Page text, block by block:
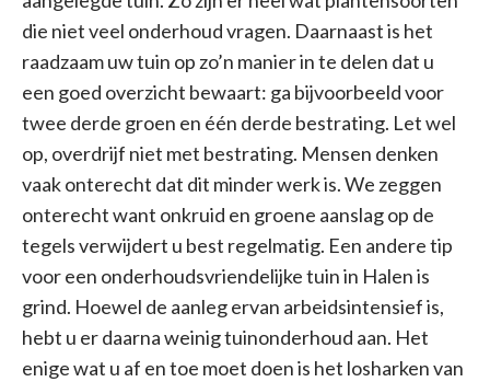
die niet veel onderhoud vragen. Daarnaast is het
raadzaam uw tuin op zo’n manier in te delen dat u
een goed overzicht bewaart: ga bijvoorbeeld voor
twee derde groen en één derde bestrating. Let wel
op, overdrijf niet met bestrating. Mensen denken
vaak onterecht dat dit minder werk is. We zeggen
onterecht want onkruid en groene aanslag op de
tegels verwijdert u best regelmatig. Een andere tip
voor een onderhoudsvriendelijke tuin in Halen is
grind. Hoewel de aanleg ervan arbeidsintensief is,
hebt u er daarna weinig tuinonderhoud aan. Het
enige wat u af en toe moet doen is het losharken van